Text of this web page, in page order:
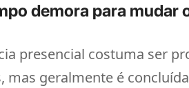
demora para mudar
presencial costuma ser
mas geralmente é